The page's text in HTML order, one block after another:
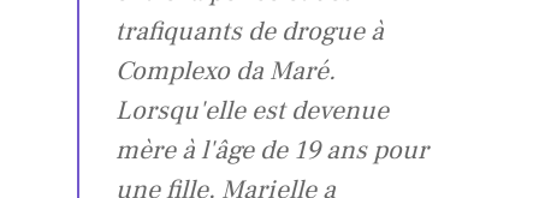
trafiquants de drogue à
Complexo da Maré.
Lorsqu'elle est devenue
mère à l'âge de 19 ans pour
une fille, Marielle a